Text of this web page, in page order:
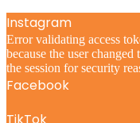
Instagram
Error validating access
because the user
the session for security
Facebook
TikTok